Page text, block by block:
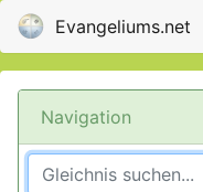
Evangeliums.net
Navigation